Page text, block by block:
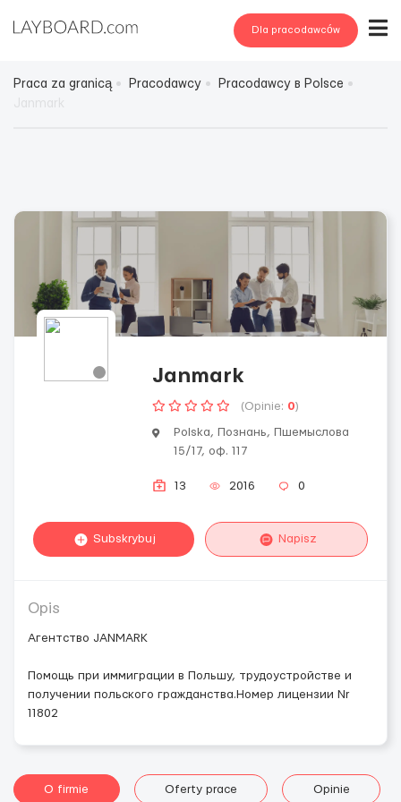
Dla pracodawców
Praca za granicą Pracodawcy
Pracodawcy в Polsce
Janmark
(Opinie: 0)
Polska, Познань, Пшемыслова
15/17, оф. 117
13 2016 0
Subskrybuj Napisz
Opis
Агентство JANMARK
Помощь при иммиграции в Польшу, трудоустройстве и
получении польского гражданства.Номер лицензии Nr
11802
O firmie Oferty prace Opinie